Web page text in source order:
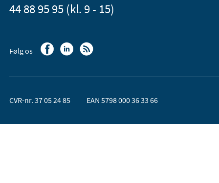
44 88 95 95 (kl. 9 - 15)
Følg os
CVR-nr. 37 05 24 85 EAN 5798 000 36 33 66